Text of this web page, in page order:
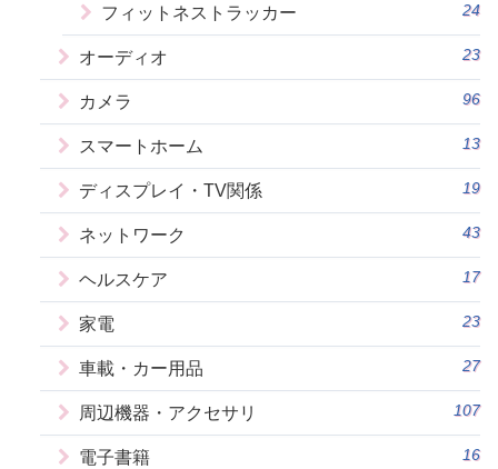
フィットネストラッカー 24
オーディオ 23
カメラ 96
スマートホーム 13
ディスプレイ・TV関係 19
ネットワーク 43
ヘルスケア 17
家電 23
車載・カー用品 27
周辺機器・アクセサリ 107
電子書籍 16